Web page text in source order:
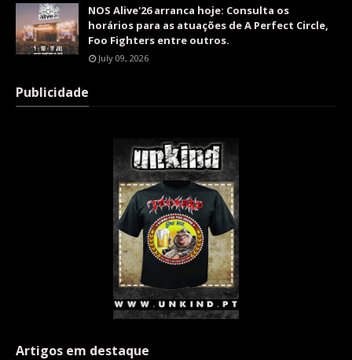
NOS Alive'26 arranca hoje: Consulta os
horários para as atuações de A Perfect Circle,
Foo Fighters entre outros.
July 09, 2026
Publicidade
Artigos em destaque